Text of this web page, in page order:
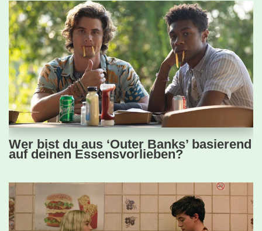
Wer bist du aus ‘Outer Banks’ basierend
auf deinen Essensvorlieben?